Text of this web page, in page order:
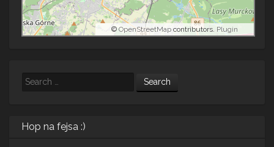
© OpenStreetMap contributors. Plugin
Search
Hop na fejsa :)